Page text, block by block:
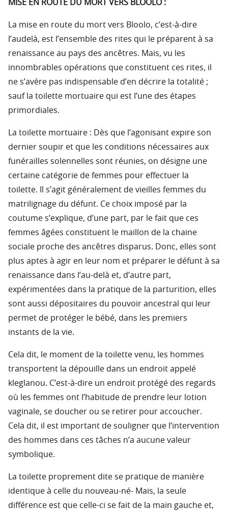
MISE EN ROUTE DU MORT VERS BLOOLO :
La mise en route du mort vers Bloolo, c’est-à-dire
l’audelà, est l’ensemble des rites qui le préparent à sa
renaissance au pays des ancêtres. Mais, vu les
innombrables opérations que constituent ces rites, il
ne s’avère pas indispensable d’en décrire la totalité ;
sauf la toilette mortuaire qui est l’une des étapes
primordiales.
La toilette mortuaire : Dès que l’agonisant expire son
dernier soupir et que les conditions nécessaires aux
funérailles solennelles sont réunies, on désigne une
certaine catégorie de femmes pour effectuer la
toilette. Il s’agit généralement de vieilles femmes du
matrilignage du défunt. Ce choix imposé par la
coutume s’explique, d’une part, par le fait que ces
femmes âgées constituent le maillon de la chaine
sociale proche des ancêtres disparus. Donc, elles sont
plus aptes à agir en leur nom et préparer le défunt à sa
renaissance dans l’au-delà et, d’autre part,
expérimentées dans la pratique de la parturition, elles
sont aussi dépositaires du pouvoir ancestral qui leur
permet de protéger le bébé, dans les premiers
instants de la vie.
Cela dit, le moment de la toilette venu, les hommes
transportent la dépouille dans un endroit appelé
kleglanou. C’est-à-dire un endroit protégé des regards
où les femmes ont l’habitude de prendre leur lotion
vaginale, se doucher ou se retirer pour accoucher.
Cela dit, il est important de souligner que l’intervention
des hommes dans ces tâches n’a aucune valeur
symbolique.
La toilette proprement dite se pratique de manière
identique à celle du nouveau-né- Mais, la seule
différence est que celle-ci se fait de la main gauche et,